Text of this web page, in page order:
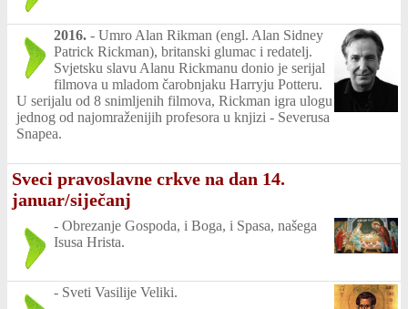
2016. - Umro Alan Rikman (engl. Alan Sidney
Patrick Rickman), britanski glumac i redatelj.
Svjetsku slavu Alanu Rickmanu donio je serijal
filmova u mladom čarobnjaku Harryju Potteru.
U serijalu od 8 snimljenih filmova, Rickman igra ulogu
jednog od najomraženijih profesora u knjizi - Severusa
Snapea.
Sveci pravoslavne crkve na dan 14.
januar/siječanj
- Obrezanje Gospoda, i Boga, i Spasa, našega
Isusa Hrista.
- Sveti Vasilije Veliki.